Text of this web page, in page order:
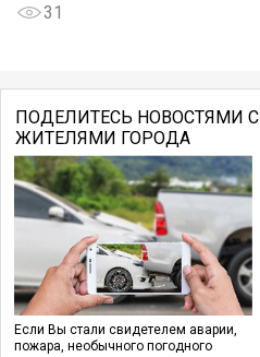
31
ПОДЕЛИТЕСЬ НОВОСТЯМИ С
ЖИТЕЛЯМИ ГОРОДА
Если Вы стали свидетелем аварии,
пожара, необычного погодного